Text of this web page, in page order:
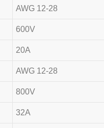
AWG 12-28
600V
20A
AWG 12-28
800V
32A